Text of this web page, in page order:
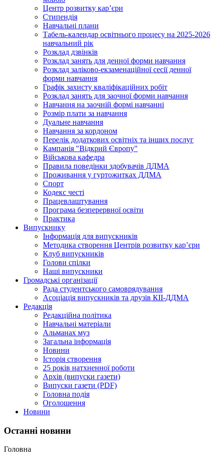
Центр розвитку кар’єри
Стипендія
Навчальні плани
Табель-календар освітнього процесу на 2025-2026
навчальний рік
Розклад дзвінків
Розклад занять для денної форми навчання
Розклад заліково-екзаменаційної сесії денної
форми навчання
Графік захисту кваліфікаційних робіт
Розклад занять для заочної форми навчання
Навчання на заочній формі навчанні
Розмір плати за навчання
Дуальне навчання
Навчання за кордоном
Перелік додаткових освітніх та інших послуг
Кампанія "Відкрий Європу"
Військова кафедра
Правила поведінки здобувачів ДДМА
Проживання у гуртожитках ДДМА
Спорт
Кодекс честі
Працевлаштування
Програма безперервної освіти
Практика
Випускнику
Інформація для випускників
Методика створення Центрів розвитку кар’єри
Клуб випускників
Голови спілки
Наші випускники
Громадські організації
Рада студентського самоврядування
Асоціація випускників та друзів КІІ-ДДМА
Редакція
Редакційна політика
Навчальні матеріали
Альманах муз
Загальна інформація
Новини
Історія створення
25 років натхненної роботи
Архів (випуски газети)
Випуски газети (PDF)
Головна подія
Оголошення
Новини
Останні новини
Головна